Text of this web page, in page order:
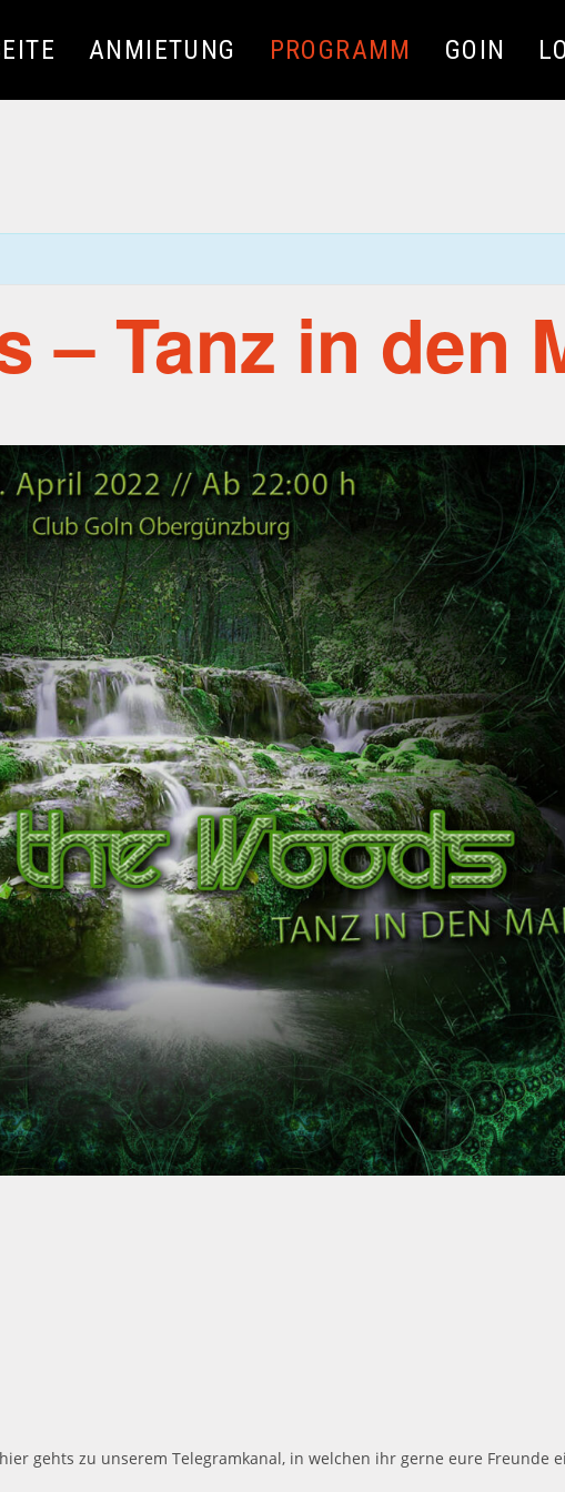
ANMIETUNG PROGRAMM GOIN
– Tanz in den
gehts zu unserem Telegramkanal, in welchen ihr gerne eure Freunde